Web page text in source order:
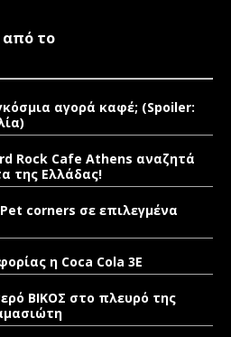
από το
αγορά καφέ; (Spoiler:
Rock Cafe Athens αναζητά
της Ελλάδας!
corners σε επιλεγμένα
η Coca Cola 3E
ΒΙΚΟΣ στο πλευρό της